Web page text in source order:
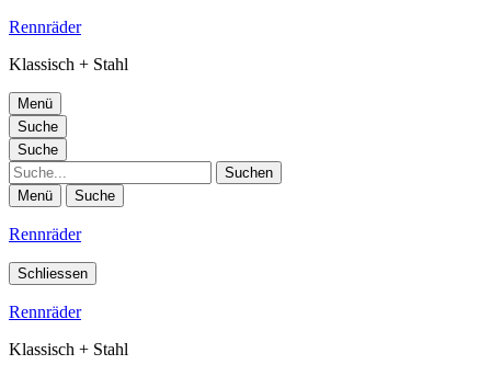
Rennräder
Klassisch + Stahl
Menü
Suche
Suche
Suche
Menü Suche
Rennräder
Schliessen
Rennräder
Klassisch + Stahl